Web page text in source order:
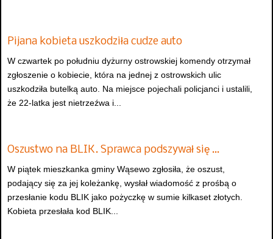
Pijana kobieta uszkodziła cudze auto
W czwartek po południu dyżurny ostrowskiej komendy otrzymał
zgłoszenie o kobiecie, która na jednej z ostrowskich ulic
uszkodziła butelką auto. Na miejsce pojechali policjanci i ustalili,
że 22-latka jest nietrzeźwa i...
Oszustwo na BLIK. Sprawca podszywał się …
W piątek mieszkanka gminy Wąsewo zgłosiła, że oszust,
podający się za jej koleżankę, wysłał wiadomość z prośbą o
przesłanie kodu BLIK jako pożyczkę w sumie kilkaset złotych.
Kobieta przesłała kod BLIK...